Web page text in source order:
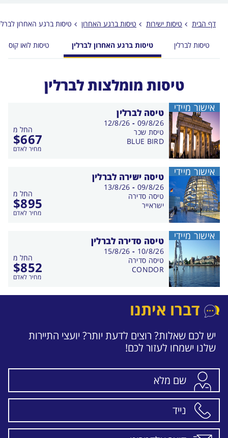
לפני
דף הבית טיסות ישירות טיסות ברגע האחרון טיסות ברגע האחרון
טיסות לברלין טיסות ברגע האחרון לברלין טיסות לואו קוסט
טיסות מומלצות לברלין
טיסה לברלין
החל מ
$667
מחיר לאדם
בין
התאריכים,
09/8/26
-
12/8/26
טיסת שכר
BLUE BIRD
אישור מיידי
טיסה ישירה לברלין
החל מ
$895
מחיר לאדם
בין
התאריכים,
09/8/26
-
13/8/26
טיסה סדירה
ישראייר
אישור מיידי
טיסה סדירה לברלין
החל מ
$852
מחיר לאדם
בין
התאריכים,
10/8/26
-
15/8/26
טיסה סדירה
CONDOR
אישור מיידי
דברו איתנו
יש לכם שאלות? רוצים לדעת יותר? יועצי התיירות
שלנו ישמחו לעזור לכם!